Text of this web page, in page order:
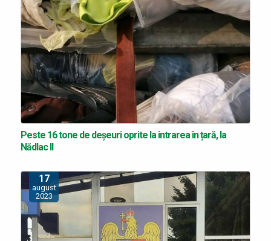
Peste 16 tone de deșeuri oprite la intrarea în țară, la
Nădlac II
17
august
2023